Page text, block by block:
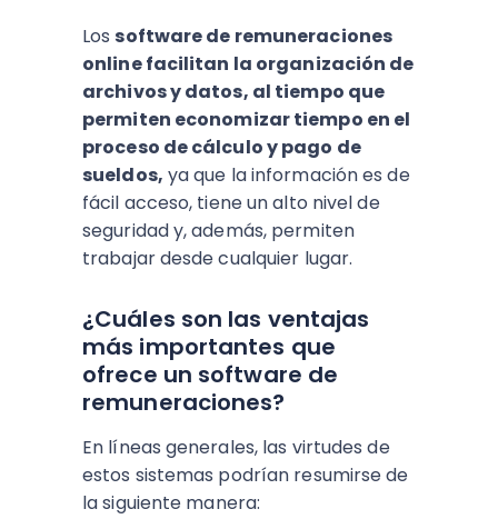
Los software de remuneraciones
online facilitan la organización de
archivos y datos, al tiempo que
permiten economizar tiempo en el
proceso de cálculo y pago de
sueldos, ya que la información es de
fácil acceso, tiene un alto nivel de
seguridad y, además, permiten
trabajar desde cualquier lugar.
¿Cuáles son las ventajas
más importantes que
ofrece un software de
remuneraciones?
En líneas generales, las virtudes de
estos sistemas podrían resumirse de
la siguiente manera: